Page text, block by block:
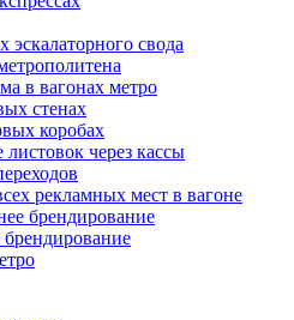
эскалаторного свода
в вагонах метро
стенах
коробах
листовок через кассы
рекламных мест в вагоне
брендирование